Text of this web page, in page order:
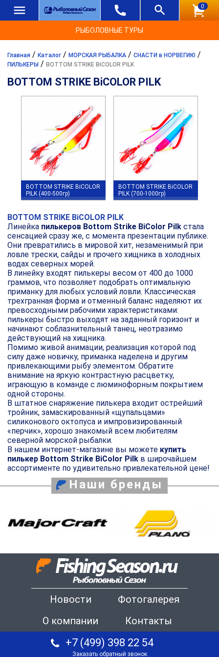
0
РЫБОЛОВНЫЕ ТУРЫ
Главная / Каталог / МОРСКАЯ РЫБАЛКА / СНАСТИ в НОРВЕГИЮ /
ПИЛЬКЕРЫ / BOTTOM STRIKE BiCOLOR PILK
BOTTOM STRIKE BiCOLOR PILK
BOTTOM STRIKE BiCOLOR
PILK (400-500гр)
BOTTOM STRIKE BiCOLOR
PILK (700-1000гр)
BOTTOM STRIKE BiCOLOR PILK
Линейка пилькеров Bottom Strike BiColor Pilk стала
сенсацией сразу же, с момента презентации публике.
Они превратились в мировой хит, незаменимый при
ловле трески, сайды и прочего хищника в холодных
водах северных морей.
В линейку входят пилькеры весом от 400 до 1000
граммов, что позволяет подобрать оптимальную
приманку для любых условий ловли. Классическая
трехгранная форма и отменный баланс наделяют их
превосходными рабочими характеристиками:
пилькеры быстро выходят на заданный горизонт и
начинают соблазнительный танец, неотразимо
действующий на хищника.
Помимо живой анимации, реализация которой под
силу даже новичку, приманка наделена и другим
привлекающими рыбу элементом. Обратите
внимание на яркую контрастную расцветку,
играющую в команде с люминофорным покрытием
одной стороны.
В штатное снаряжение пилькера входит острейший
тройник, замаскированный «щупальцами»
силиконового октопуса и импровизированный
«перчик», хорошо знакомый всем любителям
северной морской рыбалки.
В нашем интернет-магазине вы можете купить
пилькер Bottom Strike BiColor Pilk в широчайшем
ассортименте по удивительно привлекательной цене!
Наши бренды
Новости
Фотогалерея
О компании
Контакты
+7 (499) 398 22 54
Заказать обратный звонок